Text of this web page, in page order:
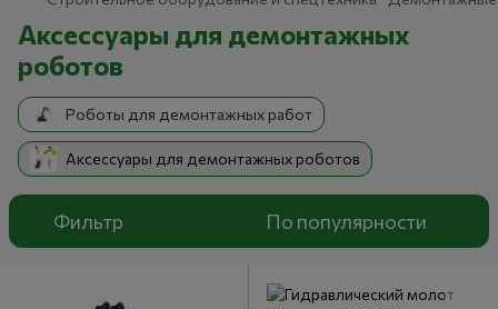
Аксессуары для демонтажных
роботов
Роботы для демонтажных работ
Аксессуары для демонтажных роботов
Фильтр По популярности